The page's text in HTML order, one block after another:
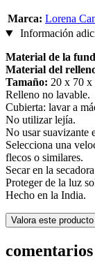
Marca: Lorena
Información
Material de la
Material del
Tamaño: 20 x 70 x
Relleno no lavable.
Cubierta: lavar a
No utilizar lejía.
No usar suavizante
Selecciona una
flecos o similares.
Secar en la
Proteger de la luz
Hecho en la India.
Valora este producto